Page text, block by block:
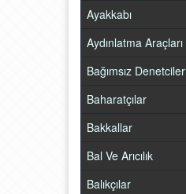
Ayakkabı
Aydınlatma Araçları
Bağımsız Denetciler
Baharatçılar
Bakkallar
Bal Ve Arıcılık
Balıkçılar